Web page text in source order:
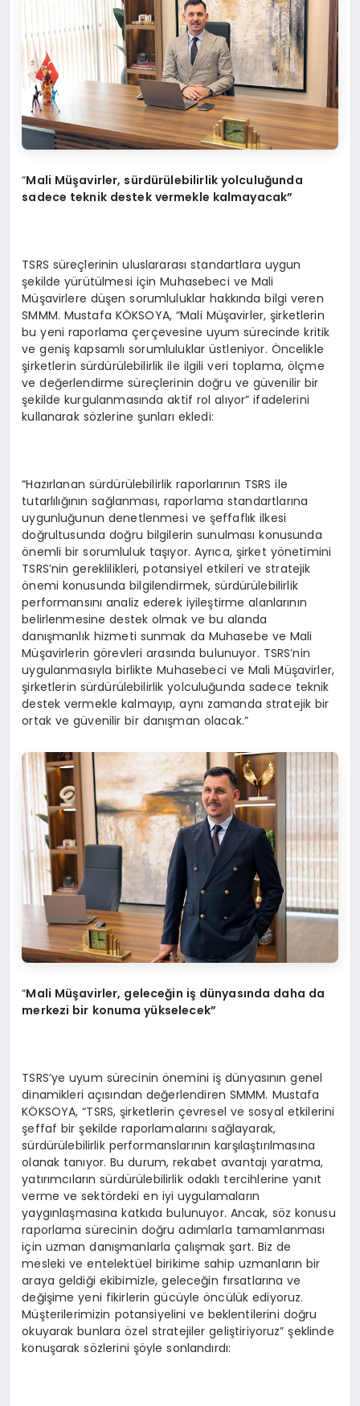
“Mali Müşavirler, sürdürülebilirlik yolculuğunda
sadece teknik destek vermekle kalmayacak”
TSRS süreçlerinin uluslararası standartlara uygun
şekilde yürütülmesi için Muhasebeci ve Mali
Müşavirlere düşen sorumluluklar hakkında bilgi veren
SMMM. Mustafa KÖKSOYA, “Mali Müşavirler, şirketlerin
bu yeni raporlama çerçevesine uyum sürecinde kritik
ve geniş kapsamlı sorumluluklar üstleniyor. Öncelikle
şirketlerin sürdürülebilirlik ile ilgili veri toplama, ölçme
ve değerlendirme süreçlerinin doğru ve güvenilir bir
şekilde kurgulanmasında aktif rol alıyor” ifadelerini
kullanarak sözlerine şunları ekledi:
“Hazırlanan sürdürülebilirlik raporlarının TSRS ile
tutarlılığının sağlanması, raporlama standartlarına
uygunluğunun denetlenmesi ve şeffaflık ilkesi
doğrultusunda doğru bilgilerin sunulması konusunda
önemli bir sorumluluk taşıyor. Ayrıca, şirket yönetimini
TSRS’nin gereklilikleri, potansiyel etkileri ve stratejik
önemi konusunda bilgilendirmek, sürdürülebilirlik
performansını analiz ederek iyileştirme alanlarının
belirlenmesine destek olmak ve bu alanda
danışmanlık hizmeti sunmak da Muhasebe ve Mali
Müşavirlerin görevleri arasında bulunuyor. TSRS’nin
uygulanmasıyla birlikte Muhasebeci ve Mali Müşavirler,
şirketlerin sürdürülebilirlik yolculuğunda sadece teknik
destek vermekle kalmayıp, aynı zamanda stratejik bir
ortak ve güvenilir bir danışman olacak.”
“Mali Müşavirler, geleceğin iş dünyasında daha da
merkezi bir konuma yükselecek”
TSRS’ye uyum sürecinin önemini iş dünyasının genel
dinamikleri açısından değerlendiren SMMM. Mustafa
KÖKSOYA, “TSRS, şirketlerin çevresel ve sosyal etkilerini
şeffaf bir şekilde raporlamalarını sağlayarak,
sürdürülebilirlik performanslarının karşılaştırılmasına
olanak tanıyor. Bu durum, rekabet avantajı yaratma,
yatırımcıların sürdürülebilirlik odaklı tercihlerine yanıt
verme ve sektördeki en iyi uygulamaların
yaygınlaşmasına katkıda bulunuyor. Ancak, söz konusu
raporlama sürecinin doğru adımlarla tamamlanması
için uzman danışmanlarla çalışmak şart. Biz de
mesleki ve entelektüel birikime sahip uzmanların bir
araya geldiği ekibimizle, geleceğin fırsatlarına ve
değişime yeni fikirlerin gücüyle öncülük ediyoruz.
Müşterilerimizin potansiyelini ve beklentilerini doğru
okuyarak bunlara özel stratejiler geliştiriyoruz” şeklinde
konuşarak sözlerini şöyle sonlandırdı: